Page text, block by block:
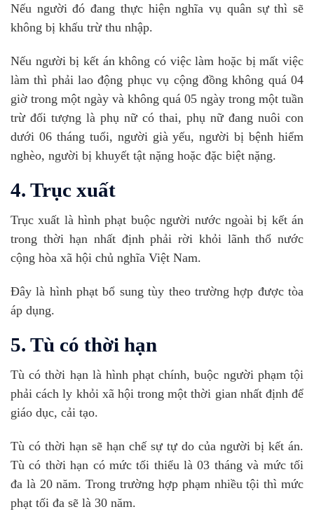
Nếu người đó đang thực hiện nghĩa vụ quân sự thì sẽ
không bị khấu trừ thu nhập.
Nếu người bị kết án không có việc làm hoặc bị mất việc
làm thì phải lao động phục vụ cộng đồng không quá 04
giờ trong một ngày và không quá 05 ngày trong một tuần
trừ đối tượng là phụ nữ có thai, phụ nữ đang nuôi con
dưới 06 tháng tuổi, người già yếu, người bị bệnh hiểm
nghèo, người bị khuyết tật nặng hoặc đặc biệt nặng.
4. Trục xuất
Trục xuất là hình phạt buộc người nước ngoài bị kết án
trong thời hạn nhất định phải rời khỏi lãnh thổ nước
cộng hòa xã hội chủ nghĩa Việt Nam.
Đây là hình phạt bổ sung tùy theo trường hợp được tòa
áp dụng.
5. Tù có thời hạn
Tù có thời hạn là hình phạt chính, buộc người phạm tội
phải cách ly khỏi xã hội trong một thời gian nhất định để
giáo dục, cải tạo.
Tù có thời hạn sẽ hạn chế sự tự do của người bị kết án.
Tù có thời hạn có mức tối thiểu là 03 tháng và mức tối
đa là 20 năm. Trong trường hợp phạm nhiều tội thì mức
phạt tối đa sẽ là 30 năm.